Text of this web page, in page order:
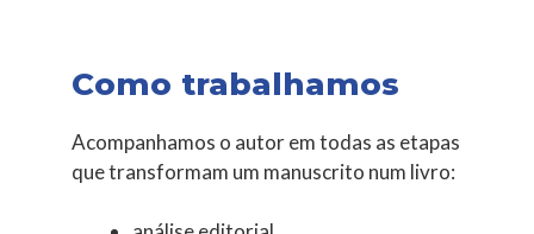
Como trabalhamos
Acompanhamos o autor em todas as etapas
que transformam um manuscrito num livro: